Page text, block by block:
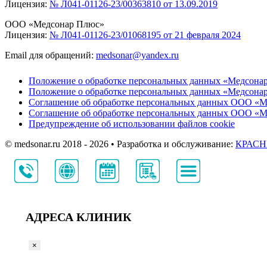
Лицензия: № Л041-01126-23/00363810 от 13.09.2019
ООО «Медсонар Плюс»
Лицензия: № Л041-01126-23/01068195 от 21 февраля 2024
Email для обращений: medsonar@yandex.ru
Положение о обработке персональных данных
Положение о обработке персональных данных
Соглашение об обработке персональных данных ООО
Соглашение об обработке персональных данных ООО
Предупреждение об использовании файлов cookie
© medsonar.ru 2018 - 2026 • Разработка и обслуживание:
АДРЕСА КЛИНИК
×